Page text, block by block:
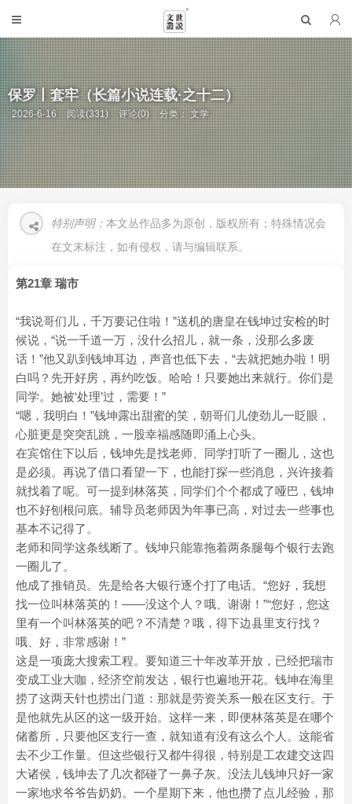
保罗丨套牢（长篇小说连载·之十二）
2026-6-16 阅读(331) 评论(0) 分类：文学
特别声明： 本文丛作品多为原创，版权所有；特殊情况会
在文末标注，如有侵权，请与编辑联系。
第21章 瑞市
“我说哥们儿，千万要记住啦！”送机的唐皇在钱坤过安检的时
候说，“说一千道一万，没什么招儿，就一条，没那么多废
话！”他又趴到钱坤耳边，声音也低下去，“去就把她办啦！明
白吗？先开好房，再约吃饭。哈哈！只要她出来就行。你们是
同学。她被‘处理’过，需要！”
“嗯，我明白！”钱坤露出甜蜜的笑，朝哥们儿使劲儿一眨眼，
心脏更是突突乱跳，一股幸福感随即涌上心头。
在宾馆住下以后，钱坤先是找老师、同学打听了一圈儿，这也
是必须。再说了借口看望一下，也能打探一些消息，兴许接着
就找着了呢。可一提到林落英，同学们个个都成了哑巴，钱坤
也不好刨根问底。辅导员老师因为年事已高，对过去一些事也
基本不记得了。
老师和同学这条线断了。钱坤只能靠拖着两条腿每个银行去跑
一圈儿了。
他成了推销员。先是给各大银行逐个打了电话。“您好，我想
找一位叫林落英的！——没这个人？哦、谢谢！”“您好，您这
里有一个叫林落英的吧？不清楚？哦，得下边县里支行找？
哦、好，非常感谢！”
这是一项庞大搜索工程。要知道三十年改革开放，已经把瑞市
变成工业大咖，经济空前发达，银行也遍地开花。钱坤在海里
捞了这两天针也捞出门道：那就是劳资关系一般在区支行。于
是他就先从区的这一级开始。这样一来，即便林落英是在哪个
储蓄所，只要他区支行一查，就知道有没有这么个人。这能省
去不少工作量。但这些银行又都牛得很，特别是工农建交这四
大诸侯，钱坤去了几次都碰了一鼻子灰。没法儿钱坤只好一家
一家地求爷爷告奶奶。一个星期下来，他也攒了点儿经验，那